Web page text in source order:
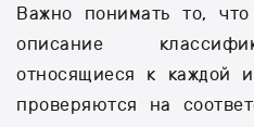
Важно понимать то,
описание
относящиеся к каждой
проверяются на